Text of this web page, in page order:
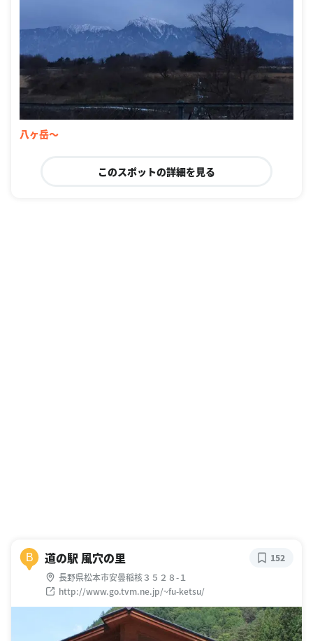
八ヶ岳〜
このスポットの詳細を見る
B 道の駅 風穴の里
長野県松本市安曇稲核３５２８-１
http://www.go.tvm.ne.jp/~fu-ketsu/
152